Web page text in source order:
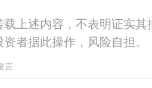
上述内容，不表明证实
者据此操作，风险自担。
言